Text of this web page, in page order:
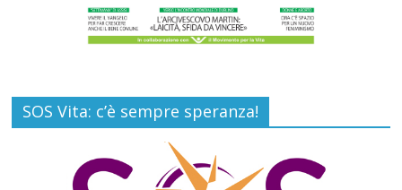
SOS Vita: c’è sempre speranza!